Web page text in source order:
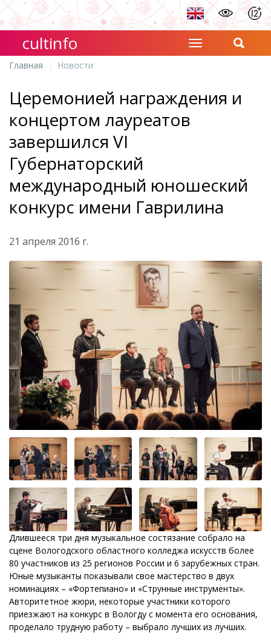
cultinfo
Главная Новости
Церемонией награждения и
концертом лауреатов
завершился VI
Губернаторский
международный юношеский
конкурс имени Гаврилина
21 апреля 2016 г.
Длившееся три дня музыкальное состязание собрало на
сцене Вологодского областного колледжа искусств более
80 участников из 25 регионов России и 6 зарубежных стран.
Юные музыканты показывали свое мастерство в двух
номинациях – «Фортепиано» и «Струнные инструменты».
Авторитетное жюри, некоторые участники которого
приезжают на конкурс в Вологду с момента его основания,
проделало трудную работу – выбрало лучших из лучших.